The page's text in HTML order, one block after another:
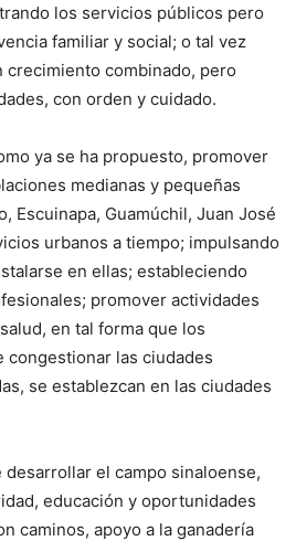
los servicios públicos pero
familiar y social; o tal vez
crecimiento combinado, pero
con orden y cuidado.
ya se ha propuesto, promover
medianas y pequeñas
Escuinapa, Guamúchil, Juan José
urbanos a tiempo; impulsando
en ellas; estableciendo
promover actividades
en tal forma que los
congestionar las ciudades
se establezcan en las ciudades
desarrollar el campo sinaloense,
educación y oportunidades
caminos, apoyo a la ganadería